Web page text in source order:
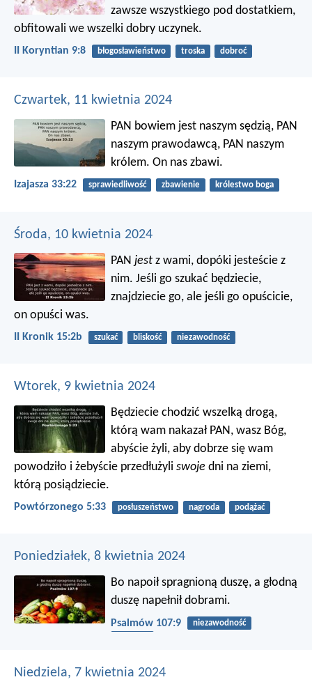
zawsze wszystkiego pod dostatkiem,
obfitowali we wszelki dobry uczynek.
II Koryntian 9:8 błogosławieństwo troska dobroć
Czwartek, 11 kwietnia 2024
PAN bowiem jest naszym sędzią, PAN
naszym prawodawcą, PAN naszym
królem. On nas zbawi.
Izajasza 33:22 sprawiedliwość zbawienie królestwo boga
Środa, 10 kwietnia 2024
PANjest z wami, dopóki jesteście z
nim. Jeśli go szukać będziecie,
znajdziecie go, ale jeśli go opuścicie,
on opuści was.
II Kronik 15:2b szukać bliskość niezawodność
Wtorek, 9 kwietnia 2024
Będziecie chodzić wszelką drogą,
którą wam nakazał PAN, wasz Bóg,
abyście żyli, aby dobrze się wam
powodziło i żebyście przedłużyli swoje dni na ziemi,
którą posiądziecie.
Powtórzonego 5:33 posłuszeństwo nagroda podążać
Poniedziałek, 8 kwietnia 2024
Bo napoił spragnioną duszę, a głodną
duszę napełnił dobrami.
Psalmów 107:9
niezawodność
Niedziela, 7 kwietnia 2024